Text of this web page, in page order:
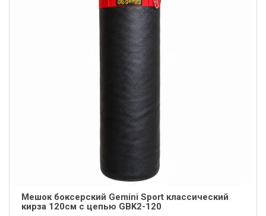
Мешок боксерский Gemini Sport классический
кирза 120cм с цепью GBK2-120